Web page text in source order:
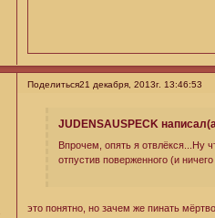
Поделиться21 декабря, 2013г. 13:46:53
JUDENSAUSPECK
Впрочем, опять я отвлёкся...Ну
отпустив поверженного (и
это понятно, но зачем же пинать